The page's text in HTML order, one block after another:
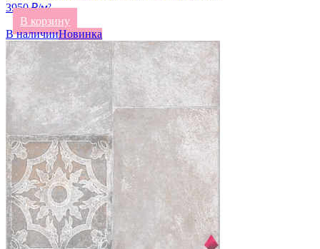
3950 ₽/м²
В корзину
В наличииНовинка